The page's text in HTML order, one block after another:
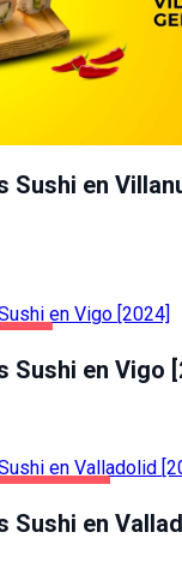
Sushi en
Sushi en Vigo
Sushi en